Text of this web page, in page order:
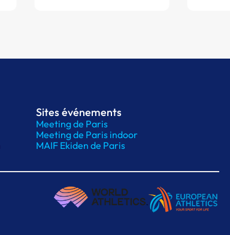
Sites événements
Meeting de Paris
Meeting de Paris indoor
MAIF Ekiden de Paris